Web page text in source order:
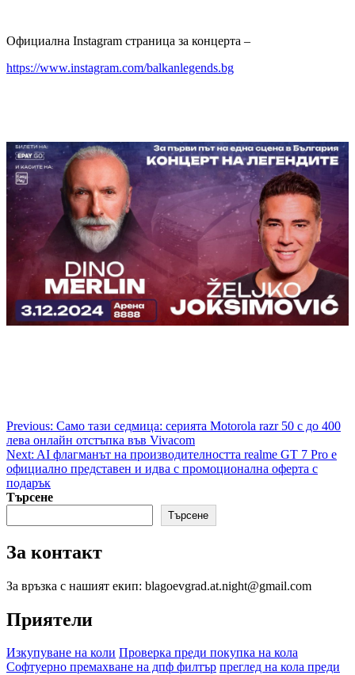
Официална Instagram страница за концерта –
https://www.instagram.com/balkanlegends.bg
Post
navigation
Previous: Само тази седмица: серията Motorola razr 50 с до 400
лева онлайн отстъпка във Vivacom
Next: AI флагманът на производителността realme GT 7 Pro e
официално представен и идва с промоционална оферта с
подарък
Търсене
Търсене
За контакт
За връзка с нашият екип: blagoevgrad.at.night@gmail.com
Приятели
Изкупуване на коли Проверка преди покупка на кола
Софтуерно премахване на дпф филтър преглед на кола преди